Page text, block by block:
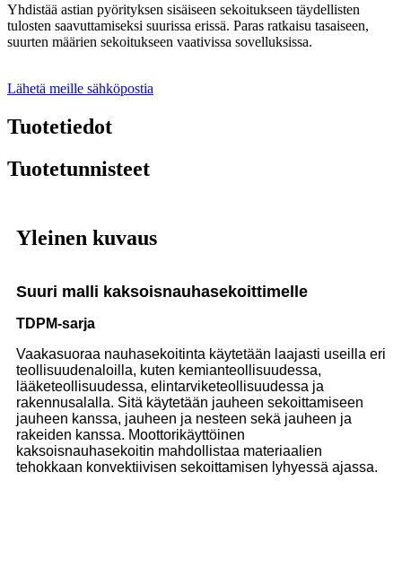
Yhdistää astian pyörityksen sisäiseen sekoitukseen täydellisten
tulosten saavuttamiseksi suurissa erissä. Paras ratkaisu tasaiseen,
suurten määrien sekoitukseen vaativissa sovelluksissa.
Lähetä meille sähköpostia
Tuotetiedot
Tuotetunnisteet
Yleinen kuvaus
Suuri malli kaksoisnauhasekoittimelle
TDPM-sarja
Vaakasuoraa nauhasekoitinta käytetään laajasti useilla eri
teollisuudenaloilla, kuten kemianteollisuudessa,
lääketeollisuudessa, elintarviketeollisuudessa ja
rakennusalalla. Sitä käytetään jauheen sekoittamiseen
jauheen kanssa, jauheen ja nesteen sekä jauheen ja
rakeiden kanssa. Moottorikäyttöinen
kaksoisnauhasekoitin mahdollistaa materiaalien
tehokkaan konvektiivisen sekoittamisen lyhyessä ajassa.